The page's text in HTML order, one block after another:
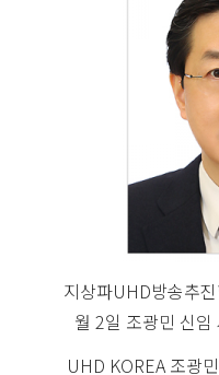
지상파UHD방송추
월 2일 조광민 신
UHD KOREA 조광